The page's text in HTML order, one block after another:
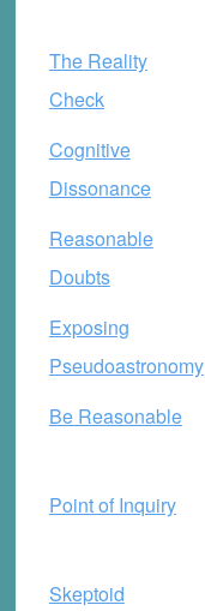
The Reality
Check
Cognitive
Dissonance
Reasonable
Doubts
Exposing
Pseudoastronomy
Be Reasonable
Point of Inquiry
Skeptoid